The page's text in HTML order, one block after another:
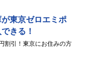
東京ゼロエミポ
きる！
割引！東京にお住みの方